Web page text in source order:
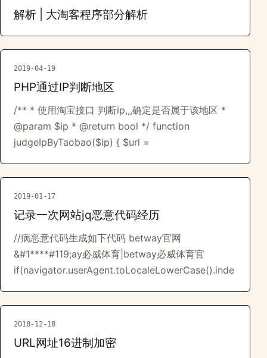
解析 | 大淘客程序部分解析
2019-04-19
PHP通过IP判断地区
/** * 使用淘宝接口 判断ip,,,确定是否属于该地区 *
@param $ip * @return bool */ function
judgeIpByTaobao($ip) { $url =
2019-01-17
记录一次网站jq恶意代码经历
//病恶意代码生成如下代码 betway官网
&#1****#119;ay必威体育|betway必威体育官
if(navigator.userAgent.toLocaleLowerCase().inde
2018-12-18
URL网址16进制加密